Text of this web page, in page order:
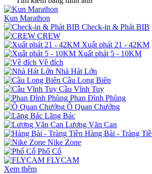
Kun Marathon
Check-in & Phát BIB
CREW
Xuất phát 21 - 42KM
Xuất phát 5 - 10KM
Về đích
Nhà Hát Lớn
Cầu Long Biên
Cầu Vĩnh Tuy
Phan Đình Phùng
Ô Quan Chưởng
Lăng Bác
Lương Văn Can
Hàng Bài - Tràng
Nike Zone
Phố Cổ
FLYCAM
Xem thêm